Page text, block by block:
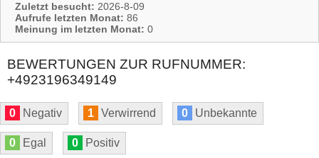
Zuletzt besucht: 2026-8-09
Aufrufe letzten Monat: 86
Meinung im letzten Monat: 0
BEWERTUNGEN ZUR RUFNUMMER:
+4923196349149
0 Negativ 1 Verwirrend 0 Unbekannte
0 Egal 0 Positiv